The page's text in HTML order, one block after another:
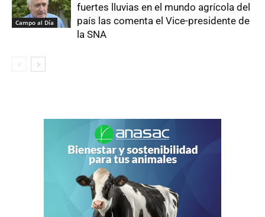
Campo al Día
fuertes lluvias en el mundo agrícola del
país las comenta el Vice-presidente de
la SNA